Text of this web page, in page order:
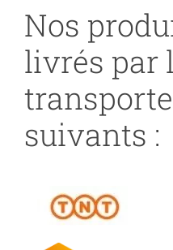
Nos
livrés par
suivants :